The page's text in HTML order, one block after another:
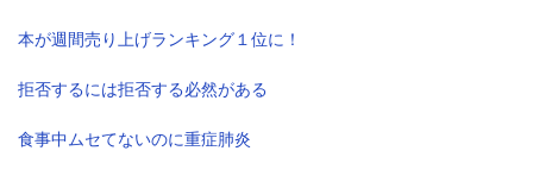
本が週間売り上げランキング１位に！
拒否するには拒否する必然がある
食事中ムセてないのに重症肺炎